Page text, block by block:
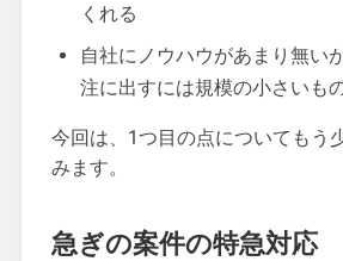
くれる
自社にノウハウがあまり無い
注に出すには規模の小さいも
今回は、1つ目の点についてもう
みます。
急ぎの案件の特急対応